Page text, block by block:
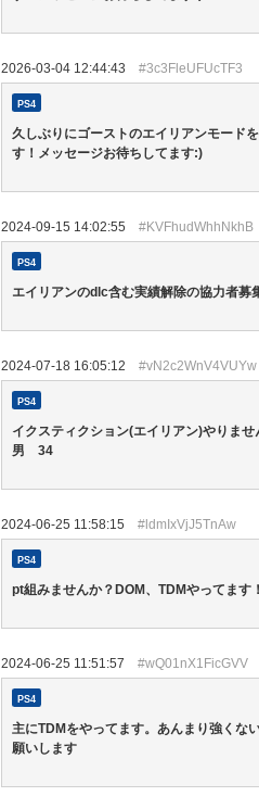
2026-03-04 12:44:43 #3c3FleUFUcTF3
PS4
久しぶりにゴーストのエイリアンモード
す！メッセージお待ちしてます:)
2024-09-15 14:02:55 #KVFhudWhhNkhB
PS4
エイリアンのdlc含む実績解除の協力者募
2024-07-18 16:05:12 #vN2c2WnV4VUYw
PS4
イクスティクション(エイリアン)やりませ
男 34
2024-06-25 11:58:15 #ldmIxVjJ5TnAw
PS4
pt組みませんか？DOM、TDMやってます！
2024-06-25 11:51:57 #wQ01nX1FicGVV
PS4
主にTDMをやってます。あんまり強くな
願いします